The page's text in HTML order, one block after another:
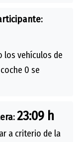
los vehículos de
0 se
23:09 h
a criterio de la